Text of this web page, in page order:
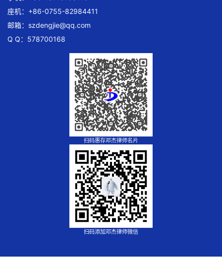
座机：+86-0755-82984411
邮箱： szdengjie@qq.com
Q Q：578700168
扫码惠存邓杰律师名片
扫码添加邓杰律师微信